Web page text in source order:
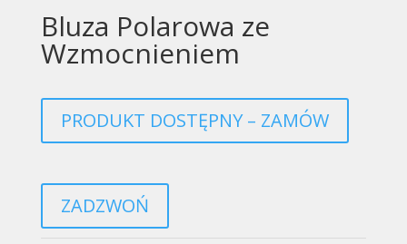
Bluza Polarowa ze
Wzmocnieniem
PRODUKT DOSTĘPNY – ZAMÓW
ZADZWOŃ